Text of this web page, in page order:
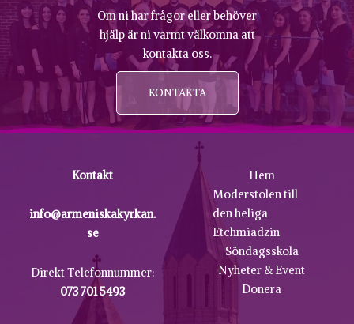
Om ni har frågor eller behöver
hjälp är ni varmt välkomna att
kontakta oss.
KONTAKTA
Kontakt
info@armeniskakyrkan.
se
Direkt Telefonnummer:
073 701 5493
Hem
Moderstolen till
den heliga
Etchmiadzin
Söndagsskola
Nyheter & Event
Donera